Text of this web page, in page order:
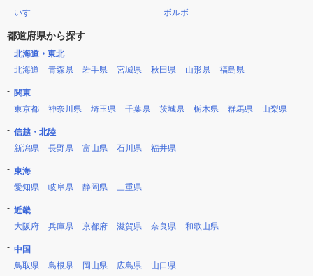
いすゞ
ボルボ
都道府県から探す
北海道・東北
北海道
青森県 岩手県 宮城県 秋田県 山形県 福島県
関東
東京都
神奈川県 埼玉県 千葉県 茨城県 栃木県 群馬県 山梨県
信越・北陸
新潟県
長野県 富山県 石川県 福井県
東海
愛知県
岐阜県 静岡県 三重県
近畿
大阪府
兵庫県 京都府 滋賀県 奈良県 和歌山県
中国
鳥取県
島根県 岡山県 広島県 山口県